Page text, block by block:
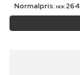
Normalpris: NOK 264